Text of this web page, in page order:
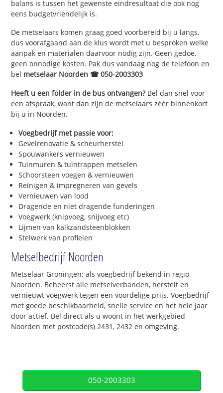
balans is tussen het gewenste eindresultaat die ook nog
eens budgetvriendelijk is.
De metselaars komen graag goed voorbereid bij u langs,
dus voorafgaand aan de klus wordt met u besproken welke
aanpak en materialen daarvoor nodig zijn. Geen gedoe,
geen onnodige kosten. Pak dus vandaag nog de telefoon en
bel metselaar Noorden ☎ 050-2003303
Heeft u een folder in de bus ontvangen?Bel dan snel voor
een afspraak, want dan zijn de metselaars zéér binnenkort
bij u in Noorden.
Voegbedrijf met passie voor:
Gevelrenovatie & scheurherstel
Spouwankers vernieuwen
Tuinmuren & tuintrappen metselen
Schoorsteen voegen & vernieuwen
Reinigen & impregneren van gevels
Vernieuwen van lood
Dragende en niet dragende funderingen
Voegwerk (knipvoeg, snijvoeg etc)
Lijmen van kalkzandsteenblokken
Stelwerk van profielen
Metselbedrijf Noorden
Metselaar Groningen: als voegbedrijf bekend in regio
Noorden. Beheerst alle metselverbanden, herstelt en
vernieuwt voegwerk tegen een voordelige prijs. Voegbedrijf
met goede beschikbaarheid, snelle service en het hele jaar
door actief. Bel direct als u woont in het werkgebied
Noorden met postcode(s) 2431, 2432 en omgeving.
050-2003303